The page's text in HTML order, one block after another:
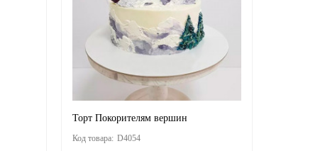
Торт Покорителям вершин
D4054